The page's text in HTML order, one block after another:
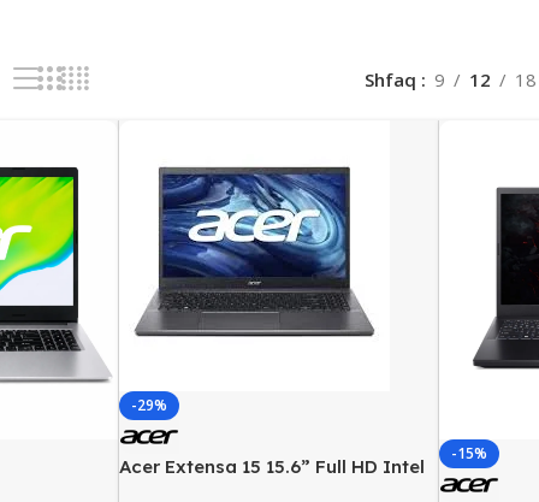
Shfaq 9 12 18
-29%
Acer Extensa 15 15.6” Full HD Intel
-15%